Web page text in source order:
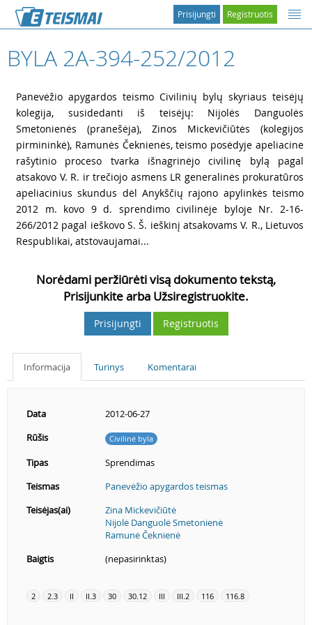
Registruotis
Prisijungti
BYLA 2A-394-252/2012
Panevėžio apygardos teismo Civilinių bylų skyriaus teisėjų
kolegija, susidedanti iš teisėjų: Nijolės Danguolės
Smetonienės (pranešėja), Zinos Mickevičiūtės (kolegijos
pirmininkė), Ramunės Čeknienės, teismo posėdyje apeliacine
rašytinio proceso tvarka išnagrinėjo civilinę bylą pagal
atsakovo V. R. ir trečiojo asmens LR generalinės prokuratūros
apeliacinius skundus dėl Anykščių rajono apylinkės teismo
2012 m. kovo 9 d. sprendimo civilinėje byloje Nr. 2-16-
266/2012 pagal ieškovo S. Š. ieškinį atsakovams V. R., Lietuvos
Respublikai, atstovaujamai...
Norėdami peržiūrėti visą dokumento tekstą,
Prisijunkite arba Užsiregistruokite.
Prisijungti Registruotis
Informacija Turinys Komentarai
Data
2012-06-27
Rūšis
Civilinė byla
Tipas
Sprendimas
Teismas
Panevėžio apygardos teismas
Teisėjas(ai)
Zina Mickevičiūtė
Nijolė Danguolė Smetonienė
Ramunė Čeknienė
Baigtis
(nepasirinktas)
2 2.3 II II.3 30 30.12 III III.2 116 116.8